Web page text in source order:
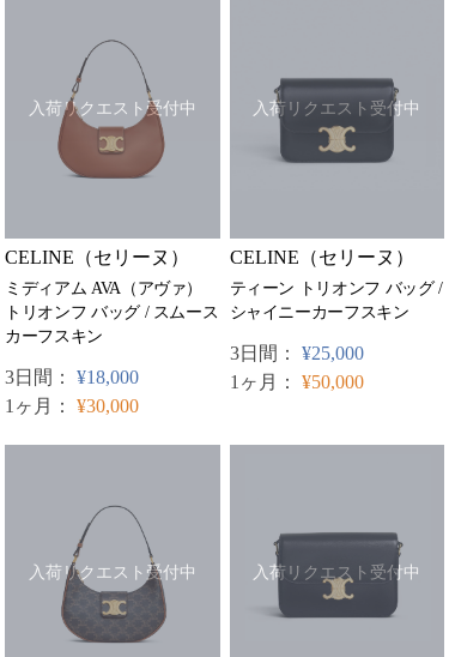
入荷リクエスト受付中
CELINE（セリーヌ）
ミディアム AVA（アヴァ）
トリオンフ バッグ / スムース
カーフスキン
3日間： ¥18,000
1ヶ月： ¥30,000
入荷リクエスト受付中
CELINE（セリーヌ）
ティーン トリオンフ バッグ /
シャイニーカーフスキン
3日間： ¥25,000
1ヶ月： ¥50,000
入荷リクエスト受付中 入荷リクエスト受付中